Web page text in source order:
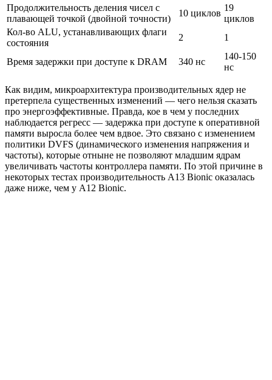
Продолжительность деления чисел с
плавающей точкой (двойной точности)
10 циклов
19
циклов
Кол-во ALU, устанавливающих флаги
состояния
2 1
Время задержки при доступе к DRAM 340 нс
140-150
нс
Как видим, микроархитектура производительных ядер не
претерпела существенных изменений — чего нельзя сказать
про энергоэффективные. Правда, кое в чем у последних
наблюдается регресс — задержка при доступе к оперативной
памяти выросла более чем вдвое. Это связано с изменением
политики DVFS (динамического изменения напряжения и
частоты), которые отныне не позволяют младшим ядрам
увеличивать частоты контроллера памяти. По этой причине в
некоторых тестах производительность A13 Bionic оказалась
даже ниже, чем у A12 Bionic.